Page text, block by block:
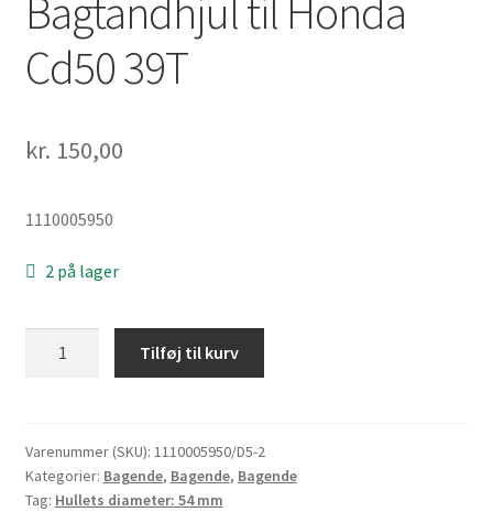
Bagtandhjul til Honda
Cd50 39T
kr. 150,00
1110005950
2 på lager
39T
antal
Tilføj til kurv
Varenummer (SKU): 1110005950/D5-2
Kategorier: Bagende, Bagende, Bagende
Tag: Hullets diameter: 54 mm